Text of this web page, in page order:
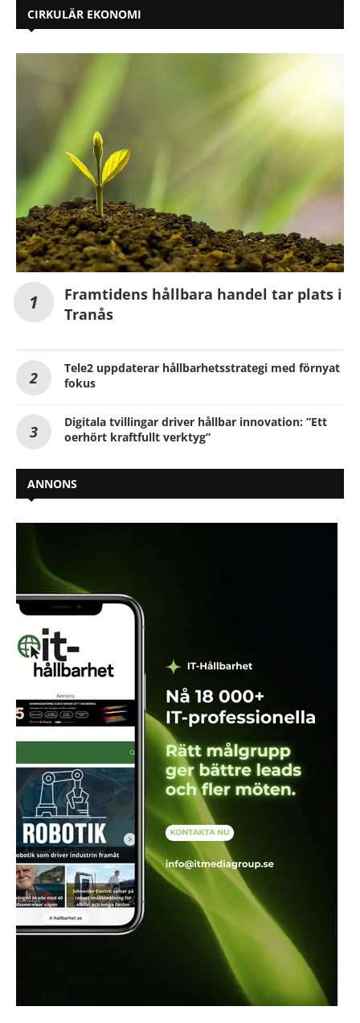
CIRKULÄR EKONOMI
Framtidens hållbara handel tar plats i
Tranås
Tele2 uppdaterar hållbarhetsstrategi med förnyat
fokus
Digitala tvillingar driver hållbar innovation: ”Ett
oerhört kraftfullt verktyg”
ANNONS